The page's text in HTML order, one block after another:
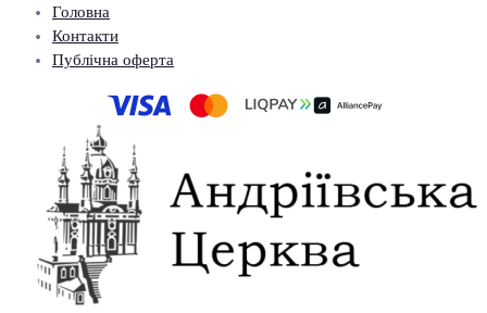
Головна
Контакти
Публічна оферта